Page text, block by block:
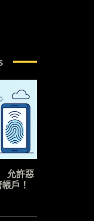
允許惡
戶！